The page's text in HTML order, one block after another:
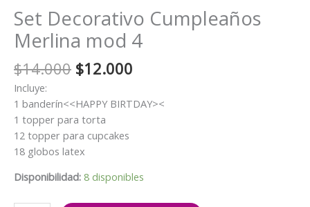
Set Decorativo Cumpleaños
Merlina mod 4
$14.000 El
original
era:
$14.000.
$12.000
actual
Incluye:
1 banderín<<HAPPY BIRTDAY><
1 topper para torta
12 topper para cupcakes
18 globos latex
Disponibilidad: 8 disponibles